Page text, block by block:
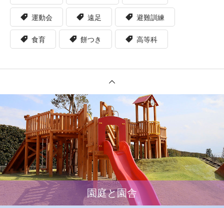
運動会 遠足 避難訓練
食育 餅つき 高等科
園庭と園舎